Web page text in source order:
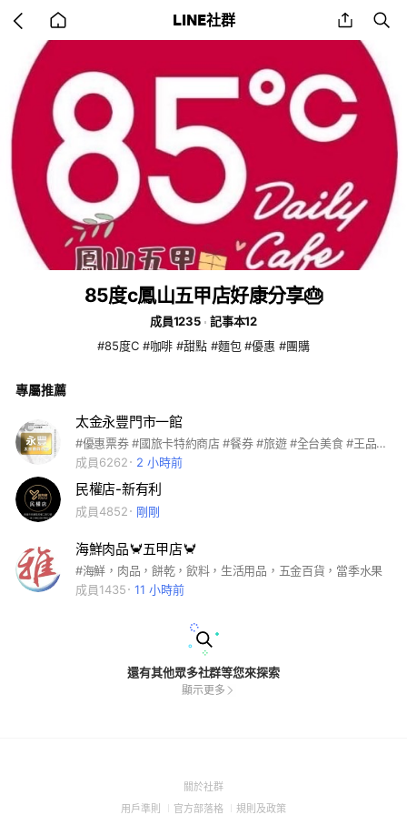
back
to
LINE社群 share
85度c鳳山五甲店好康分享🎂
成員1235
記事本12
#85度C #咖啡 #甜點 #麵包 #優惠 #團購
專屬推薦
太金永豐門市一館
#優惠票券 #國旅卡特約商店 #餐券 #旅遊 #全台美食 #王品系列 #萬豪酒店 #饗食天堂 #海港系列 #吃喝玩樂 #住宿券 #各大樂園 #飯店 #連鎖餐飲 #家樂福禮券 #7-11商品卡 #離島旅遊 #國內旅遊 #機票 #船票 #小琉球 #團媽合作 #親子同樂 #電子券 #實體通路 #代訂房 #船票 #自由行 #客製化旅遊 #簽證 #KOL合作 #多元支付 #全球網卡 #即買即用 #團購 #公司行號 #職工福委 #員工聚餐 #自助餐 #福利
成員6262
2 小時前
民權店-新有利
成員4852 剛剛
海鮮肉品🦀五甲店🦀
#海鮮，肉品，餅乾，飲料，生活用品，五金百貨，當季水果
成員1435
11 小時前
還有其他眾多社群等您來探索
顯示更多
關於社群(Open
用戶準則 (Open
官方部落格 (Open
規則及政策(Open